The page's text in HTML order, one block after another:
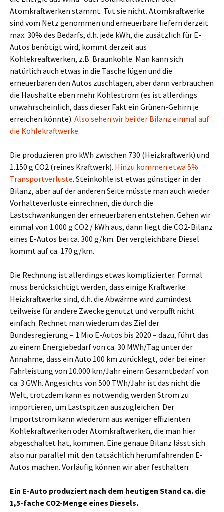
Atomkraftwerken stammt. Tut sie nicht. Atomkraftwerke
sind vom Netz genommen und erneuerbare liefern derzeit
max. 30% des Bedarfs, d.h. jede kWh, die zusätzlich für E-
Autos benötigt wird, kommt derzeit aus
Kohlekreaftwerken, z.B. Braunkohle. Man kann sich
natürlich auch etwas in die Tasche lügen und die
erneuerbaren den Autos zuschlagen, aber dann verbrauchen
die Haushalte eben mehr Kohlestrom (es ist allerdings
unwahrscheinlich, dass dieser Fakt ein Grünen-Gehirn je
erreichen könnte). Also sehen wir bei der Bilanz einmal auf
die Kohlekraftwerke.
Die produzieren pro kWh zwischen 730 (Heizkraftwerk) und
1.150 g CO2 (reines Kraftwerk). Hinzu kommen etwa 5%
Transportverluste. Steinkohle ist etwas günstiger in der
Bilanz, aber auf der anderen Seite müsste man auch wieder
Vorhalteverluste einrechnen, die durch die
Lastschwankungen der erneuerbaren entstehen. Gehen wir
einmal von 1.000 g CO2 / kWh aus, dann liegt die CO2-Bilanz
eines E-Autos bei ca. 300 g/km. Der vergleichbare Diesel
kommt auf ca. 170 g/km.
Die Rechnung ist allerdings etwas komplizierter. Formal
muss berücksichtigt werden, dass einige Kraftwerke
Heizkraftwerke sind, d.h. die Abwärme wird zumindest
teilweise für andere Zwecke genutzt und verpufft nicht
einfach. Rechnet man wiederum das Ziel der
Bundesregierung – 1 Mio E-Autos bis 2020 – dazu, führt das
zu einem Energiebedarf von ca. 30 MWh/Tag unter der
Annahme, dass ein Auto 100 km zurücklegt, oder bei einer
Fahrleistung von 10.000 km/Jahr einem Gesamtbedarf von
ca. 3 GWh. Angesichts von 500 TWh/Jahr ist das nicht die
Welt, trotzdem kann es notwendig werden Strom zu
importieren, um Lastspitzen auszugleichen. Der
Importstrom kann wiederum aus weniger effizienten
Kohlekraftwerken oder Atomkraftwerken, die man hier
abgeschaltet hat, kommen. Eine genaue Bilanz lässt sich
also nur parallel mit den tatsächlich herumfahrenden E-
Autos machen. Vorläufig können wir aber festhalten:
Ein E-Auto produziert nach dem heutigen Stand ca. die
1,5-fache CO2-Menge eines Diesels.